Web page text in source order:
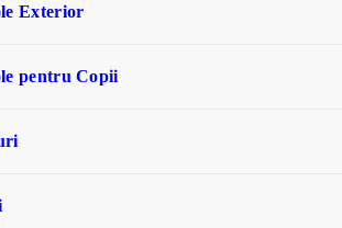
Exterior
pentru Copii